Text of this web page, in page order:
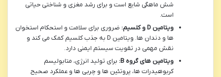
شش ماهگی شایع است و برای رشد مغزی و شناختی حیاتی
است.
ویتامین D و کلسیم:
ضروری برای سلامت و استحکام استخوان
ها و دندان ها. ویتامین D به جذب کلسیم کمک می کند و
نقش مهمی در تقویت سیستم ایمنی دارد.
ویتامین های گروه B:
برای تولید انرژی، متابولیسم
کربوهیدرات ها، پروتئین ها و چربی ها و عملکرد صحیح